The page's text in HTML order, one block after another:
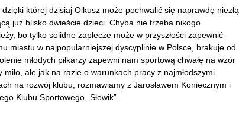
której dzisiaj Olkusz może pochwalić się naprawdę niezłą
już blisko dwieście dzieci. Chyba nie trzeba nikogo
bo tylko solidne zaplecze może w przyszłości zapewnić
miastu w najpopularniejszej dyscyplinie w Polsce, brakuje od
młodych piłkarzy zapewni nam sportową chwałę na wzór
miło, ale jak na razie o warunkach pracy z najmłodszymi
na rozwój klubu, rozmawiamy z Jarosławem Koniecznym i
Klubu Sportowego „Słowik”.